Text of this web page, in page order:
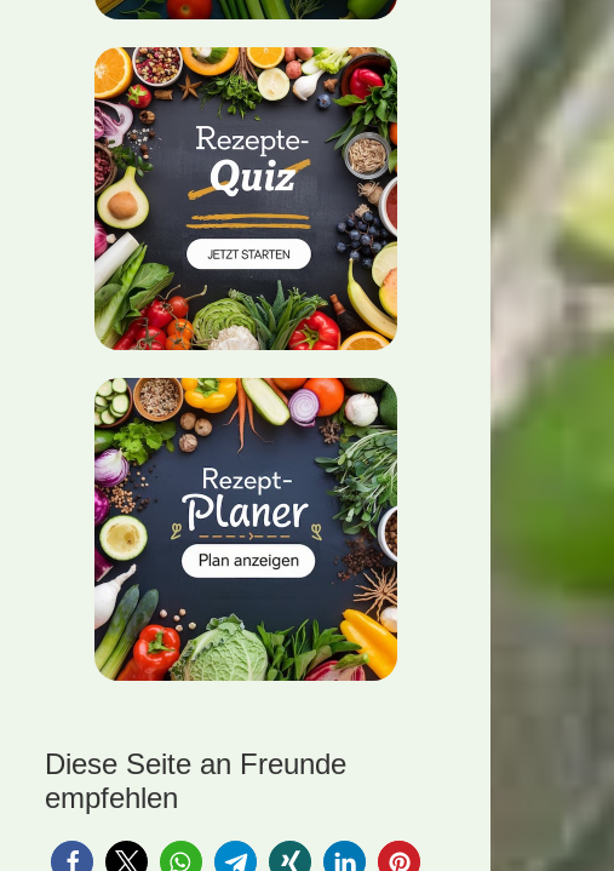
Diese Seite an Freunde
empfehlen